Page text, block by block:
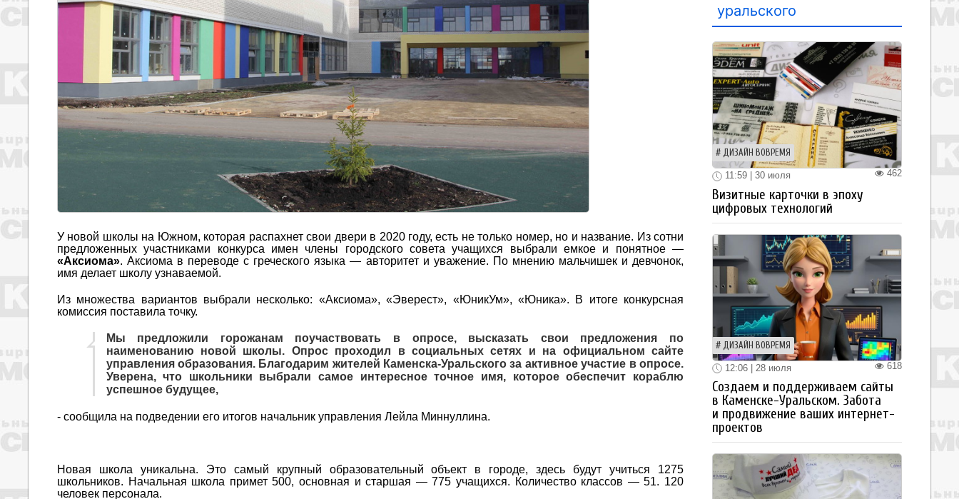
У новой школы на Южном, которая распахнет свои двери в 2020 году, есть не только номер, но и название. Из сотни
предложенных участниками конкурса имен члены городского совета учащихся выбрали емкое и понятное ―
«Аксиома». Аксиома в переводе с греческого языка ― авторитет и уважение. По мнению мальчишек и девчонок,
имя делает школу узнаваемой.
Из множества вариантов выбрали несколько: «Аксиома», «Эверест», «ЮникУм», «Юника». В итоге конкурсная
комиссия поставила точку.
Мы предложили горожанам поучаствовать в опросе, высказать свои предложения по
наименованию новой школы. Опрос проходил в социальных сетях и на официальном сайте
управления образования. Благодарим жителей Каменска-Уральского за активное участие в опросе.
Уверена, что школьники выбрали самое интересное точное имя, которое обеспечит кораблю
успешное будущее,
- сообщила на подведении его итогов начальник управления Лейла Миннуллина.
Новая школа уникальна. Это самый крупный образовательный объект в городе, здесь будут учиться 1275
школьников. Начальная школа примет 500, основная и старшая ― 775 учащихся. Количество классов ― 51. 120
человек персонала.
уральского
ДИЗАЙН ВОВРЕМЯ
462
11:59 | 30 июля
Визитные карточки в эпоху
цифровых технологий
ДИЗАЙН ВОВРЕМЯ
618
12:06 | 28 июля
Создаем и поддерживаем сайты
в Каменске-Уральском. Забота
и продвижение ваших интернет-
проектов